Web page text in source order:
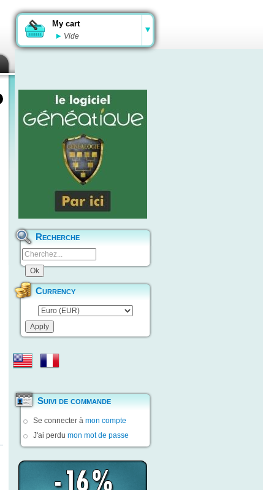
My cart
Vide
Recherche
Currency
Suivi de commande
Se connecter à mon compte
J'ai perdu mon mot de passe